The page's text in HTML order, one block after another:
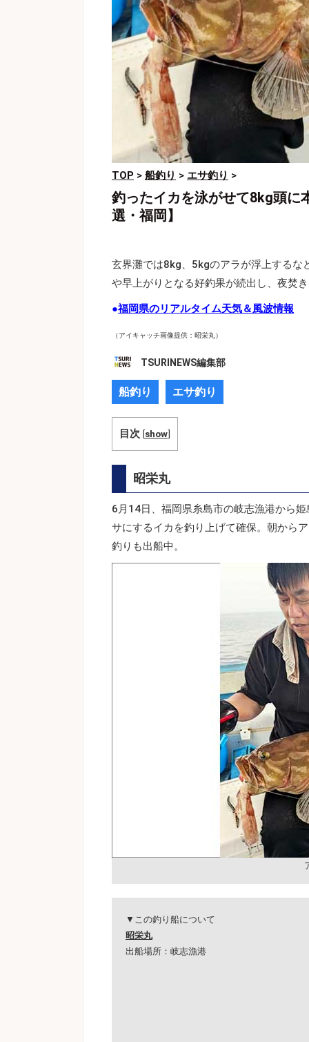
TOP > 船釣り > エサ釣り >
釣ったイカを泳がせて8kg頭に
選・福岡】
玄界灘では8kg、5kgのアラが浮上するな
や早上がりとなる好釣果が続出し、夜焚
●福岡県のリアルタイム天気＆風波情報
（アイキャッチ画像提供：昭栄丸）
TSURINEWS編集部
船釣り エサ釣り
目次 [show]
昭栄丸
6月14日、福岡県糸島市の岐志漁港から姫
サにするイカを釣り上げて確保。朝から
釣りも出船中。
▼この釣り船について
昭栄丸
出船場所：岐志漁港